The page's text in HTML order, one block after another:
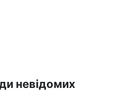
невідомих